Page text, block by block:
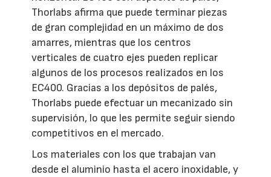
Thorlabs afirma que puede terminar piezas
de gran complejidad en un máximo de dos
amarres, mientras que los centros
verticales de cuatro ejes pueden replicar
algunos de los procesos realizados en los
EC400. Gracias a los depósitos de palés,
Thorlabs puede efectuar un mecanizado sin
supervisión, lo que les permite seguir siendo
competitivos en el mercado.
Los materiales con los que trabajan van
desde el aluminio hasta el acero inoxidable, y